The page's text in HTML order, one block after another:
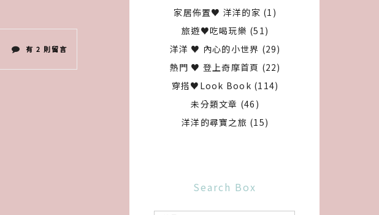
在
〈ARLUIS
有 2 則留言
家居佈置♥ 洋洋的家 (1)
旅遊♥吃喝玩樂 (51)
洋洋 ♥ 內心的小世界 (29)
熱門 ♥ 登上奇摩首頁 (22)
穿搭♥Look Book (114)
未分類文章 (46)
洋洋的尋寶之旅 (15)
Search Box